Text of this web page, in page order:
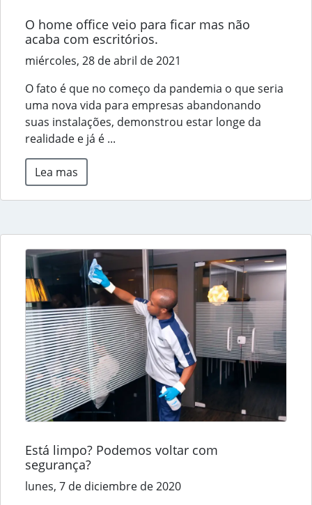
O home office veio para ficar mas não
acaba com escritórios.
miércoles, 28 de abril de 2021
O fato é que no começo da pandemia o que seria
uma nova vida para empresas abandonando
suas instalações, demonstrou estar longe da
realidade e já é ...
Lea mas
Está limpo? Podemos voltar com
segurança?
lunes, 7 de diciembre de 2020